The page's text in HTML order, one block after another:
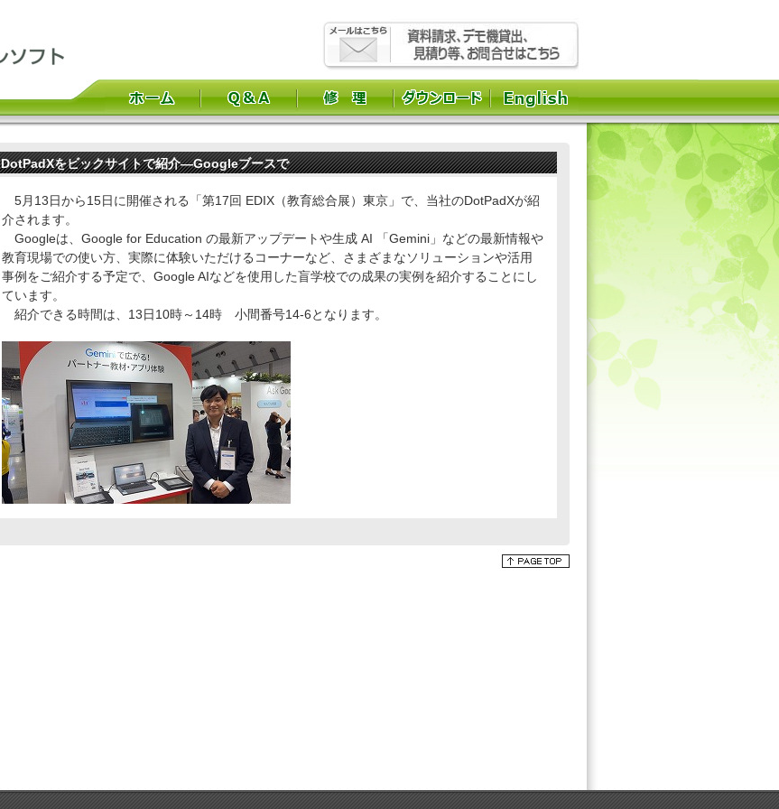
DotPadXをビックサイトで紹介―Googleブースで
5月13日から15日に開催される「第17回 EDIX（教育総合展）東京」で、当社のDotPadXが紹
介されます。
Googleは、Google for Education の最新アップデートや生成 AI 「Gemini」などの最新情報や
教育現場での使い方、実際に体験いただけるコーナーなど、さまざまなソリューションや活用
事例をご紹介する予定で、Google AIなどを使用した盲学校での成果の実例を紹介することにし
ています。
紹介できる時間は、13日10時～14時 小間番号14-6となります。